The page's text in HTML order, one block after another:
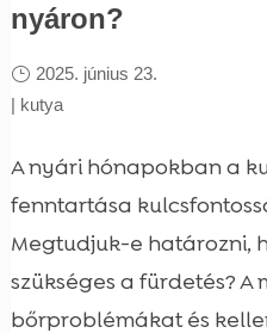
nyáron?
2025. június 23.
| kutya
A nyári hónapokban a
fenntartása
Megtudjuk-e határozni,
szükséges a fürdetés? A
bőrproblémákat és